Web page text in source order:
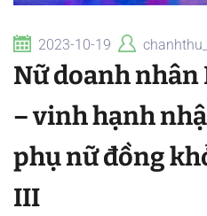
2023-10-19
Nữ doanh nhân
– vinh hạnh
phụ nữ đồng
III